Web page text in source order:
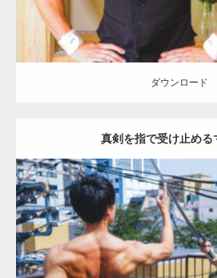
ダウンロード
真剣を指で受け止める
Update:
Category: 茶会のマッチョ その他